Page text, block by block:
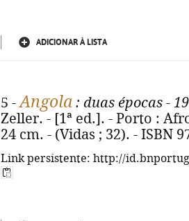
ADICIONAR À LISTA
5 -Angola : duas épocas -
Zeller. - [1ª ed.]. - Porto :
24 cm. - (Vidas ; 32). - ISBN
Link persistente: http://